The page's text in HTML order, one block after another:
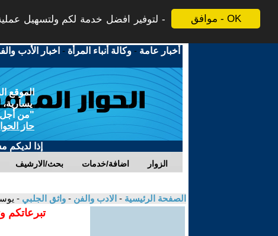
موافق - OK
لتوفير افضل خدمة لكم ولتسهيل
أخبار عامة -وكالة أنباء المرأة - اخبار الأدب
الموقع
يسارية،
"من أجل
حاز
إذا لديكم
بحث/الارشيف اضافة/خدمات الزوار
الصفحة الرئيسية - الادب والفن - واثق الجلبي -
تبرعاتكم